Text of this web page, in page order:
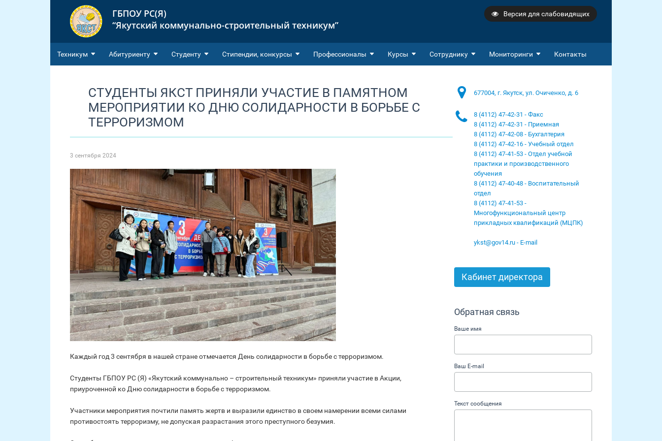
ГБПОУ РС(Я)
“Якутский коммунально-строительный техникум”
Версия для слабовидящих
Техникум Абитуриенту Студенту Cтипендии, конкурсы Профессионалы Курсы Сотруднику Мониторинги Контакты
СТУДЕНТЫ ЯКСТ ПРИНЯЛИ УЧАСТИЕ В ПАМЯТНОМ
МЕРОПРИЯТИИ КО ДНЮ СОЛИДАРНОСТИ В БОРЬБЕ С
ТЕРРОРИЗМОМ
3 сентября 2024
Каждый год 3 сентября в нашей стране отмечается День солидарности в борьбе с терроризмом.
Студенты ГБПОУ РС (Я) «Якутский коммунально – строительный техникум» приняли участие в Акции,
приуроченной ко Дню солидарности в борьбе с терроризмом.
Участники мероприятия почтили память жертв и выразили единство в своем намерении всеми силами
противостоять терроризму, не допуская разрастания этого преступного безумия.
677004, г. Якутск, ул. Очиченко, д. 6
8 (4112) 47-42-31 - Факс
8 (4112) 47-42-31 - Приемная
8 (4112) 47-42-08 - Бухгалтерия
8 (4112) 47-42-16 - Учебный отдел
8 (4112) 47-41-53 - Отдел учебной
практики и производственного
обучения
8 (4112) 47-40-48 - Воспитательный
отдел
8 (4112) 47-41-53 -
Многофункциональный центр
прикладных квалификаций (МЦПК)
ykst@gov14.ru - E-mail
Кабинет директора
Обратная связь
Ваше имя
Ваш E-mail
Текст сообщения